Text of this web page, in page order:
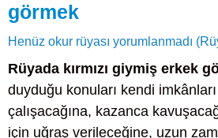
görmek
Henüz okur rüyası yorumlanmadı
Rüyada kırmızı giymiş erkek
duyduğu konuları kendi
çalışacağına, kazanca
için uğraş verileceğine, uzun